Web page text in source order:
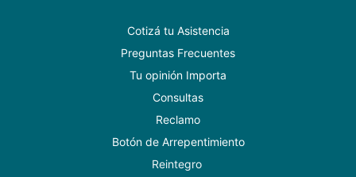
Cotizá tu Asistencia
Preguntas Frecuentes
Tu opinión Importa
Consultas
Reclamo
Botón de Arrepentimiento
Reintegro